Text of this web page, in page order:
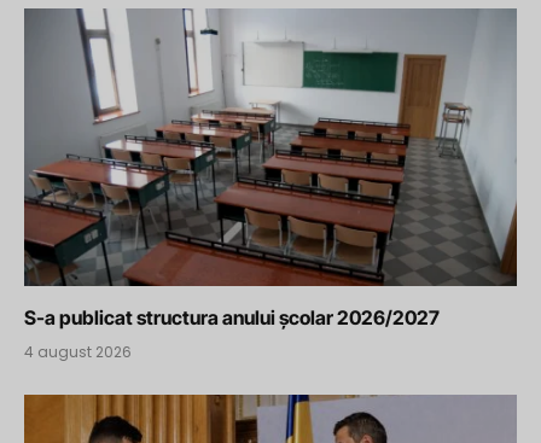
S-a publicat structura anului școlar 2026/2027
4 august 2026